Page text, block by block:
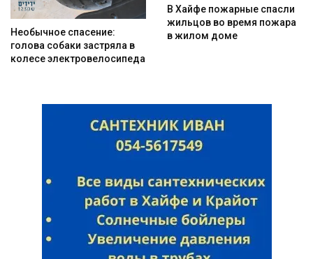
Необычное спасение:
голова собаки застряла в
колесе электровелосипеда
В Хайфе пожарные спасли
жильцов во время пожара
в жилом доме